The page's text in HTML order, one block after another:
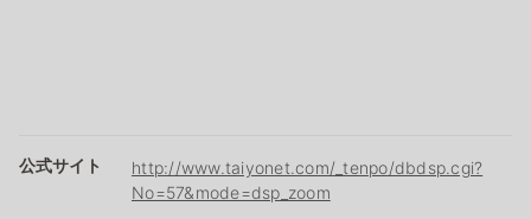
公式サイト
http://www.taiyonet.com/_tenpo/dbdsp.cgi?
No=57&mode=dsp_zoom